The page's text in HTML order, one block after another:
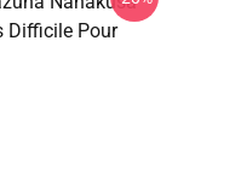
Difficile Pour